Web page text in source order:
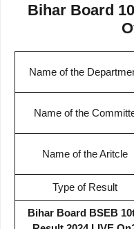
Bihar Board
Name of the
Name of the
Name of the Aritcle
Type of Result
Bihar Board BSEB